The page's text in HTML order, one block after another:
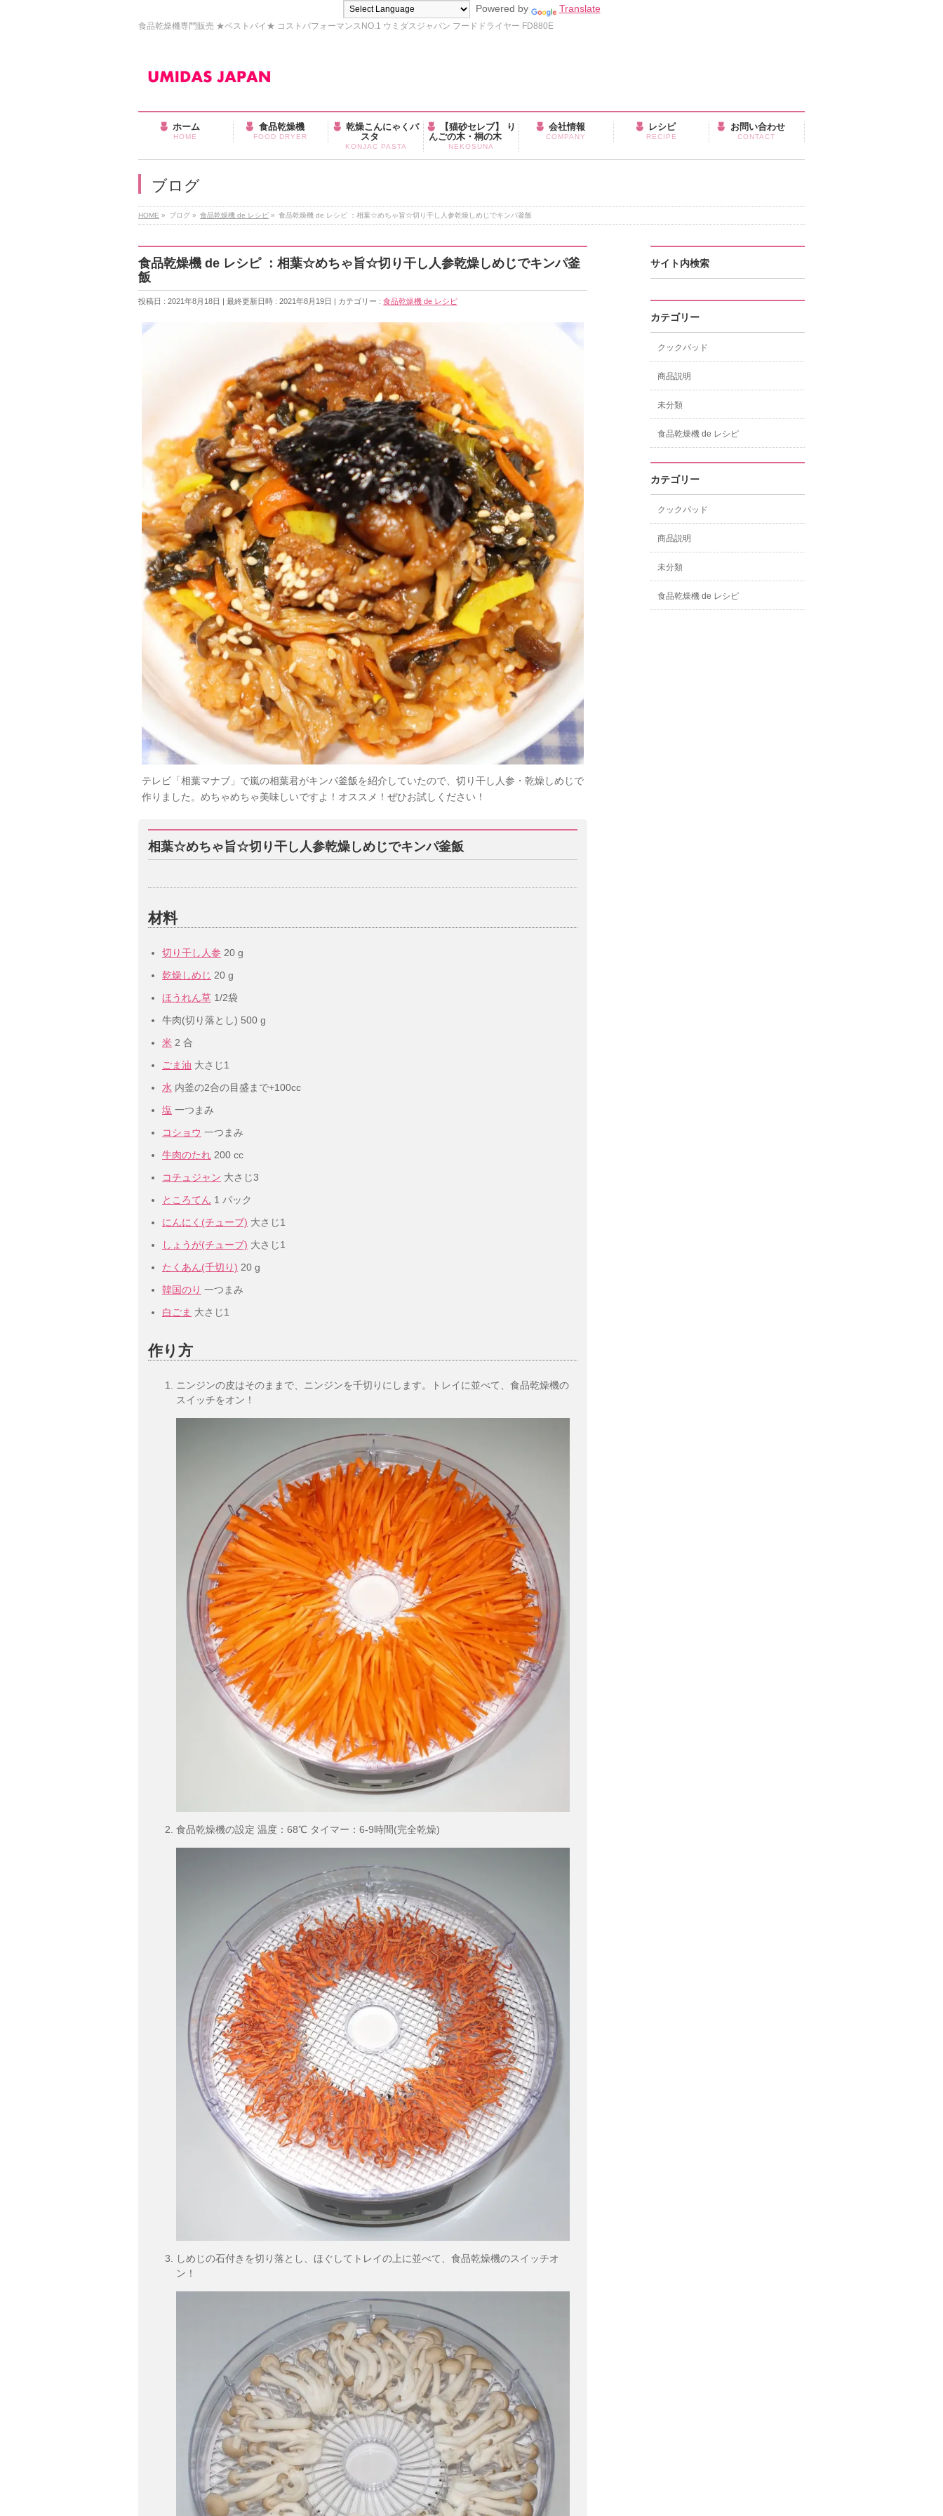
Powered by Translate
食品乾燥機専門販売 ★ベストバイ★ コストパフォーマンスNO.1 ウミダスジャパン フードドライヤー FD880E
ホーム
HOME
食品乾燥機
FOOD DRYER
乾燥こんにゃくパ
スタ
KONJAC PASTA
【猫砂セレブ】 り
んごの木・桐の木
NEKOSUNA
会社情報
COMPANY
レシピ
RECIPE
お問い合わせ
CONTACT
ブログ
HOME » ブログ » 食品乾燥機 de レシピ » 食品乾燥機 de レシピ ：相葉☆めちゃ旨☆切り干し人参乾燥しめじでキンパ釜飯
食品乾燥機 de レシピ ：相葉☆めちゃ旨☆切り干し人参乾燥しめじでキンパ釜
飯
投稿日 : 2021年8月18日 最終更新日時 : 2021年8月19日 カテゴリー : 食品乾燥機 de レシピ
テレビ「相葉マナブ」で嵐の相葉君がキンパ釜飯を紹介していたので、切り干し人参・乾燥しめじで
作りました。めちゃめちゃ美味しいですよ！オススメ！ぜひお試しください！
相葉☆めちゃ旨☆切り干し人参乾燥しめじでキンパ釜飯
材料
切り干し人参 20 g
乾燥しめじ 20 g
ほうれん草 1/2袋
牛肉(切り落とし) 500 g
米 2 合
ごま油 大さじ1
水 内釜の2合の目盛まで+100cc
塩 一つまみ
コショウ 一つまみ
牛肉のたれ 200 cc
コチュジャン 大さじ3
ところてん 1 パック
にんにく(チューブ) 大さじ1
しょうが(チューブ) 大さじ1
たくあん(千切り) 20 g
韓国のり 一つまみ
白ごま 大さじ1
作り方
ニンジンの皮はそのままで、ニンジンを千切りにします。トレイに並べて、食品乾燥機の
スイッチをオン！
食品乾燥機の設定 温度：68℃ タイマー：6-9時間(完全乾燥)
しめじの石付きを切り落とし、ほぐしてトレイの上に並べて、食品乾燥機のスイッチオ
ン！
サイト内検索
カテゴリー
クックパッド
商品説明
未分類
食品乾燥機 de レシピ
カテゴリー
クックパッド
商品説明
未分類
食品乾燥機 de レシピ